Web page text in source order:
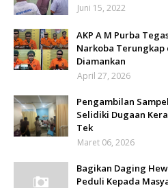
Juni 15, 2022
AKP A M Purba
Narkoba Terungkap
Diamankan
April 27, 2026
Pengambilan
Selidiki Dugaan
Tek
Maret 06, 2026
Bagikan Daging
Peduli Kepada